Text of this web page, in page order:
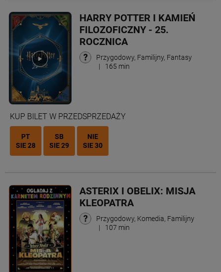
HARRY POTTER I KAMIEŃ
FILOZOFICZNY - 25.
ROCZNICA
Przygodowy, Familijny, Fantasy
|
165 min
KUP BILET W PRZEDSPRZEDAŻY
PT
SIE 28
SB
SIE 29
NIE
SIE 30
ASTERIX I OBELIX: MISJA
KLEOPATRA
Przygodowy, Komedia, Familijny
|
107 min